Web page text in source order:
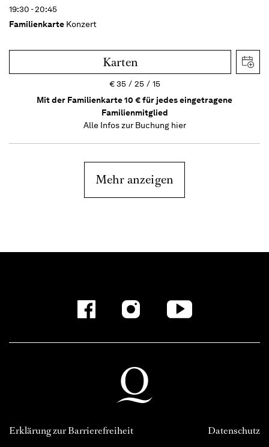
19:30 - 20:45
Familienkarte Konzert
Karten
€35 25
15
Mit der Familienkarte 10 € für jedes eingetragene
Familienmitglied
Alle Infos zur Buchung hier
Mehr anzeigen
Erklärung zur Barrierefreiheit
Datenschutz